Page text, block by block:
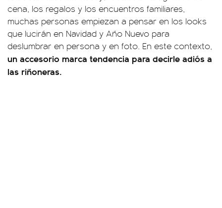
cena, los regalos y los encuentros familiares,
muchas personas empiezan a pensar en los looks
que lucirán en Navidad y Año Nuevo para
deslumbrar en persona y en foto. En este contexto,
un accesorio marca tendencia para decirle adiós a
las riñoneras.